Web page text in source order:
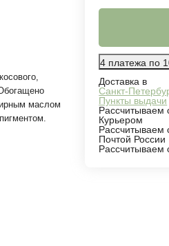
маслом
4 платежа по
Доставка в
Санкт-
Пункты выдачи
Рассчитываем
Курьером
Рассчитываем
Почтой России
Рассчитываем